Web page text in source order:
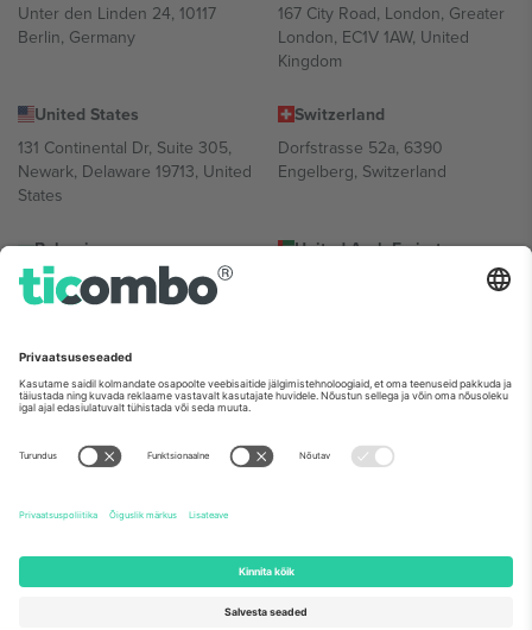
Unter den Linden 24, 10117
Berlin, Germany
167 City Road, London, Greater
London, EC1V 1AW, United
Kingdom
United States
131 Continental Dr, Suite 305,
Newark, Delaware 19713, United
States
Switzerland
Dorfstrasse 52a, 6390
Engelberg, Switzerland
Bulgaria
Regus Sofia City West, bul
Totleben 53-55, 1606 Sofia,
United Arab Emirates
UAE Dubai Silicon Oasis, DDP
Mexico
Av Chapultepec 360, Roma
Norte, Cuauhtémoc, 06700
Ciudad de México, CDMX,
sündmusest ja/või domeenist. Detailide jaoks vaata konkreetse
sündmuse lehte, impressumit ja tingimusi.,
2026 Ticombo. Kõik õigused kaitstud.